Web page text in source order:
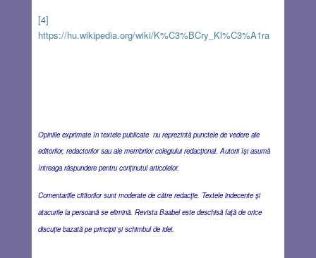
[4]
https://hu.wikipedia.org/wiki/K%C3%BCry_Kl%C3%A1ra
Opiniile exprimate în textele publicate nu reprezintă punctele de vedere ale
editorilor, redactorilor sau ale membrilor colegiului redacţional. Autorii îşi asumă
întreaga răspundere pentru conţinutul articolelor.
Comentariile cititorilor sunt moderate de către redacţie. Textele indecente şi
atacurile la persoană se elimină. Revista Baabel este deschisă faţă de orice
discuţie bazată pe principii şi schimbul de idei.